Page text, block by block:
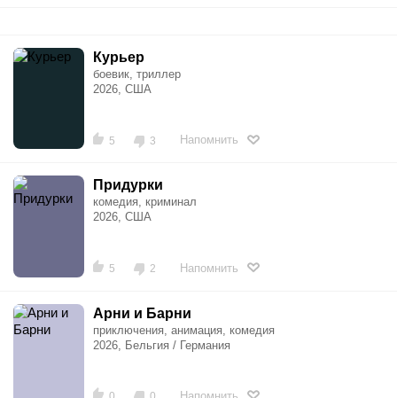
Курьер
боевик, триллер
2026, США
5 3 Напомнить
Придурки
комедия, криминал
2026, США
5 2 Напомнить
Арни и Барни
приключения, анимация, комедия
2026, Бельгия / Германия